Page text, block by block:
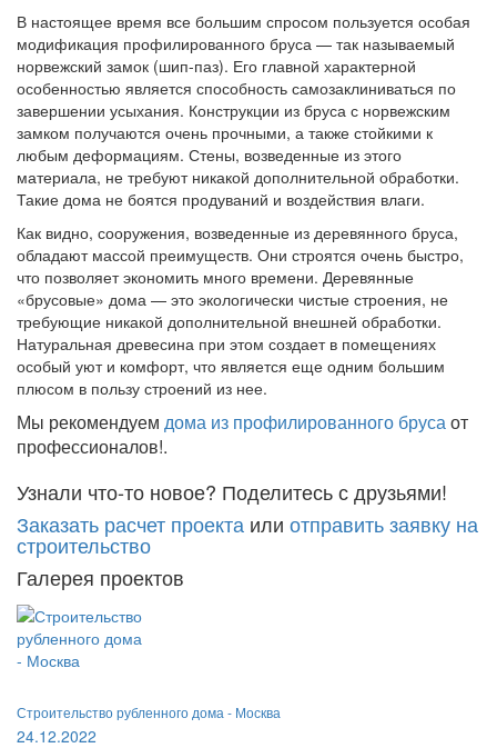
В настоящее время все большим спросом пользуется особая
модификация профилированного бруса — так называемый
норвежский замок (шип-паз). Его главной характерной
особенностью является способность самозаклиниваться по
завершении усыхания. Конструкции из бруса с норвежским
замком получаются очень прочными, а также стойкими к
любым деформациям. Стены, возведенные из этого
материала, не требуют никакой дополнительной обработки.
Такие дома не боятся продуваний и воздействия влаги.
Как видно, сооружения, возведенные из деревянного бруса,
обладают массой преимуществ. Они строятся очень быстро,
что позволяет экономить много времени. Деревянные
«брусовые» дома — это экологически чистые строения, не
требующие никакой дополнительной внешней обработки.
Натуральная древесина при этом создает в помещениях
особый уют и комфорт, что является еще одним большим
плюсом в пользу строений из нее.
Мы рекомендуем дома из профилированного брусаот
профессионалов!.
Узнали что-то новое? Поделитесь с друзьями!
Заказать расчет проекта или отправить заявку на
строительство
Галерея проектов
Строительство рубленного дома - Москва
24.12.2022